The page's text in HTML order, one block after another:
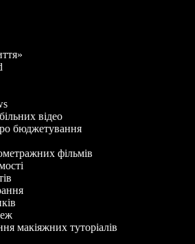
відео
бюджетування
фільмів
макіяжних туторіалів